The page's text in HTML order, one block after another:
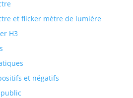
et flicker mètre de lumière
H3
et négatifs